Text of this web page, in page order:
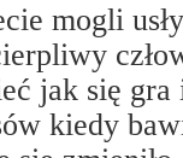
mogli
jak się
kiedy